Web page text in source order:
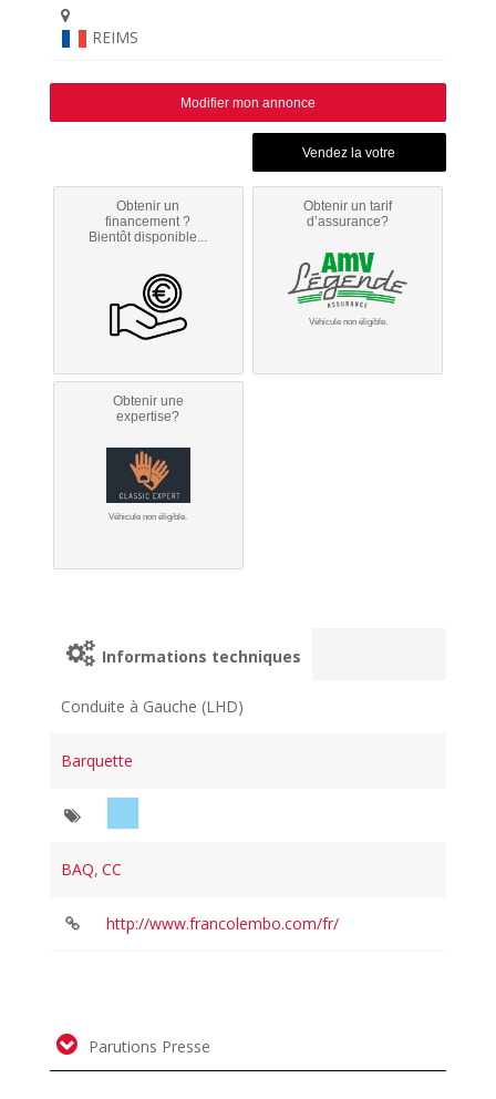
REIMS
Modifier mon annonce
Obtenir un
financement ?
Bientôt disponible...
Obtenir un tarif
d’assurance?
Véhicule non éligible.
Obtenir une
expertise?
Véhicule non éligible.
Informations techniques
Conduite à Gauche (LHD)
Barquette
BAQ, CC
http://www.francolembo.com/fr/
Parutions Presse